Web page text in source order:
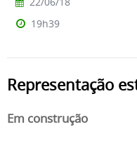
19h39
Representação
Em construção